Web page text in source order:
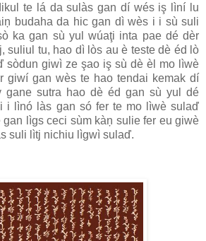
te lá da sulàs gan dí wés iş lìní lu
budaha da hic gan dì wès i i sù suli
ka gan sù yul wúaţi inta pae dé dèr
suliul tu, hao dì lòs au è teste dè éd lò
sòdun giwì ze şao iş sù dè èl mo lìwè
giwí gan wès te hao tendai kemak dí
gane sutra hao dè éd gan sù yul dé
i lìnó làs gan só fer te mo lìwè sulaď
lìgs ceci sùm kàņ sulie fer eu giwè
suli lìtj nichiu lìgwì sulaď.